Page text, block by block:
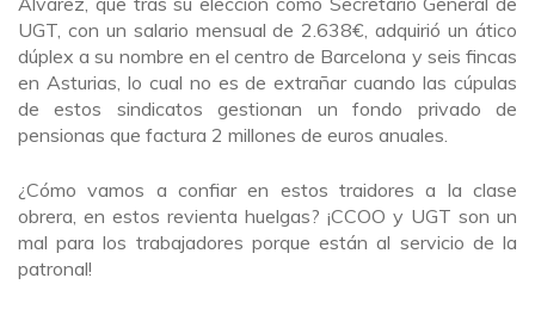
UGT, con un salario mensual de 2.638€, adquirió un ático
dúplex a su nombre en el centro de Barcelona y seis fincas
en Asturias, lo cual no es de extrañar cuando las cúpulas
de estos sindicatos gestionan un fondo privado de
pensionas que factura 2 millones de euros anuales.
¿Cómo vamos a confiar en estos traidores a la clase
obrera, en estos revienta huelgas? ¡CCOO y UGT son un
mal para los trabajadores porque están al servicio de la
patronal!